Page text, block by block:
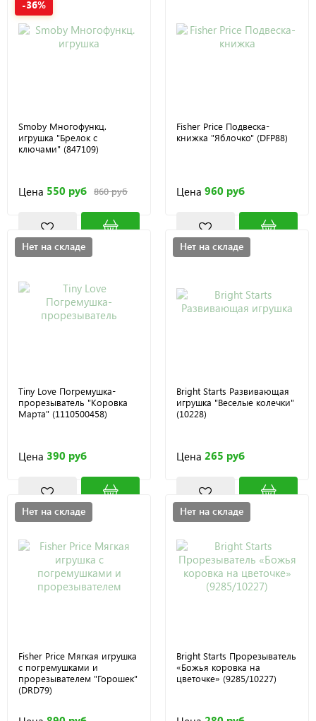
-36%
Smoby Многофункц.
игрушка "Брелок с
ключами" (847109)
Цена 550 руб 860 руб
Fisher Price Подвеска-
книжка "Яблочко" (DFP88)
Цена 960 руб
Нет на складе
Tiny Love Погремушка-
прорезыватель "Коровка
Марта" (1110500458)
Цена 390 руб
Нет на складе
Bright Starts Развивающая
игрушка "Веселые колечки"
(10228)
Цена 265 руб
Нет на складе
Fisher Price Мягкая игрушка
с погремушками и
прорезывателем "Горошек"
(DRD79)
Нет на складе
Bright Starts Прорезыватель
«Божья коровка на
цветочке» (9285/10227)